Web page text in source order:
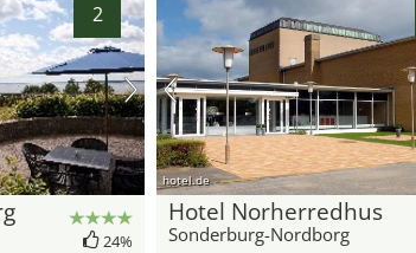
2
24%
hotel.de
Hotel Norherredhus
Sonderburg-Nordborg